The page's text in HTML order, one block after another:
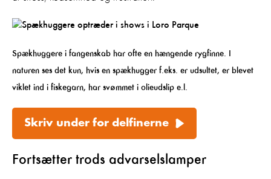
Spækhuggere i fangenskab har ofte en hængende rygfinne. I
naturen ses det kun, hvis en spækhugger f.eks. er udsultet, er blevet
viklet ind i fiskegarn, har svømmet i olieudslip e.l.
Skriv under for delfinerne
Fortsætter trods advarselslamper